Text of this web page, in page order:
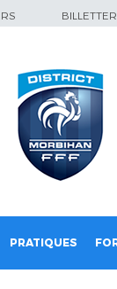
PRATIQUES